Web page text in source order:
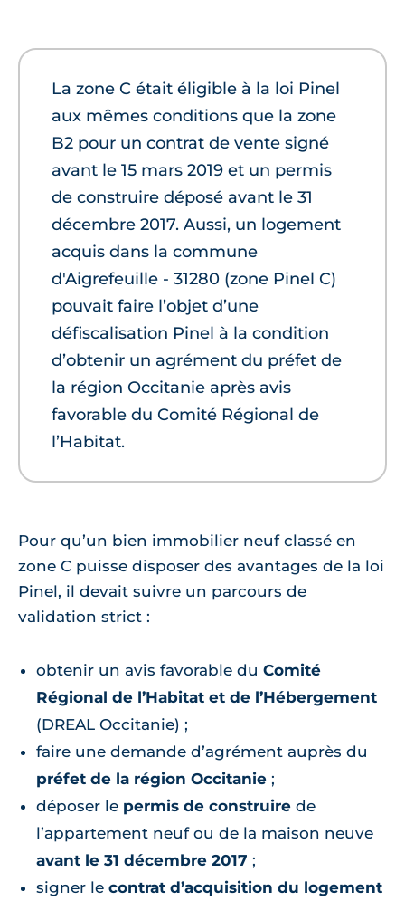
La zone C était éligible à la loi Pinel
aux mêmes conditions que la zone
B2 pour un contrat de vente signé
avant le 15 mars 2019 et un permis
de construire déposé avant le 31
décembre 2017. Aussi, un logement
acquis dans la commune
d'Aigrefeuille - 31280 (zone Pinel C)
pouvait faire l’objet d’une
défiscalisation Pinel à la condition
d’obtenir un agrément du préfet de
la région Occitanie après avis
favorable du Comité Régional de
l’Habitat.
Pour qu’un bien immobilier neuf classé en
zone C puisse disposer des avantages de la loi
Pinel, il devait suivre un parcours de
validation strict :
obtenir un avis favorable du Comité
Régional de l’Habitat et de l’Hébergement
(DREAL Occitanie) ;
faire une demande d’agrément auprès du
préfet de la région Occitanie ;
déposer le permis de construire de
l’appartement neuf ou de la maison neuve
avant le 31 décembre 2017 ;
signer le contrat d’acquisition du logement